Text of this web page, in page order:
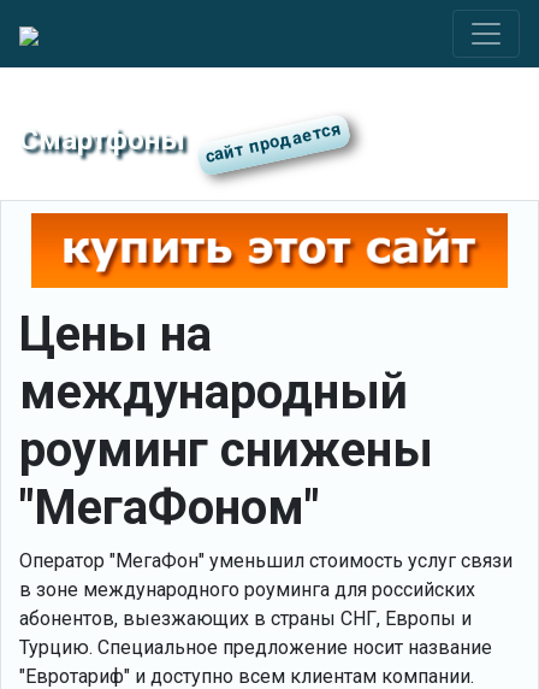
Смартфоны
Цены на
международный
роуминг снижены
"МегаФоном"
Оператор "МегаФон" уменьшил стоимость услуг связи
в зоне международного роуминга для российских
абонентов, выезжающих в страны СНГ, Европы и
Турцию. Специальное предложение носит название
"Евротариф" и доступно всем клиентам компании.